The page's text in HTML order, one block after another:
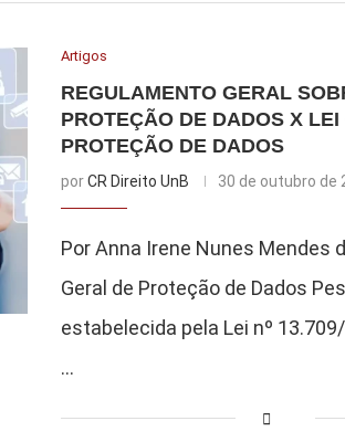
Artigos
REGULAMENTO GERAL
PROTEÇÃO DE DADOS X
PROTEÇÃO DE DADOS
porCR Direito UnB 30 de outubro de
Por Anna Irene Nunes Mendes
Geral de Proteção de Dados
estabelecida pela Lei nº
…